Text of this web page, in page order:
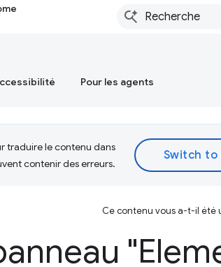
Pour les agents
traduire le contenu dans
contenir des erreurs.
Ce contenu vous a-t-il été